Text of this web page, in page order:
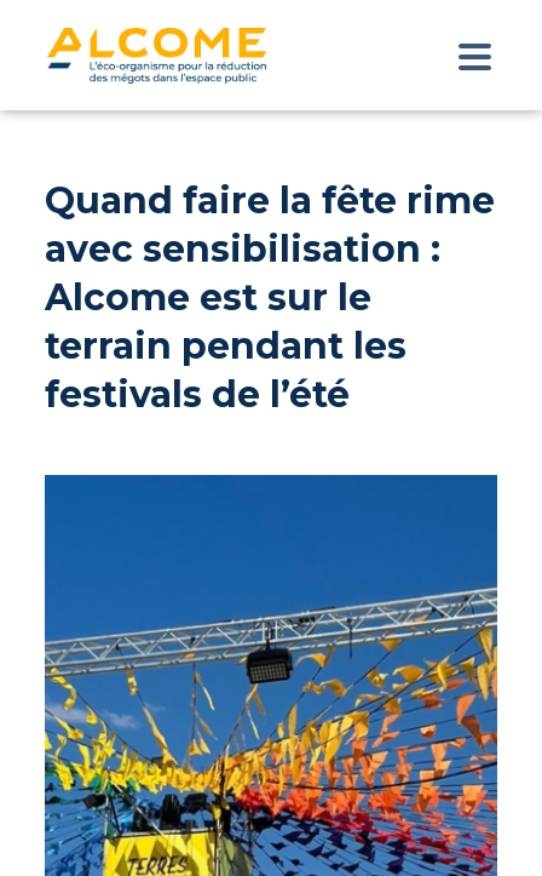
Quand faire la fête rime
avec sensibilisation :
Alcome est sur le
terrain pendant les
festivals de l’été